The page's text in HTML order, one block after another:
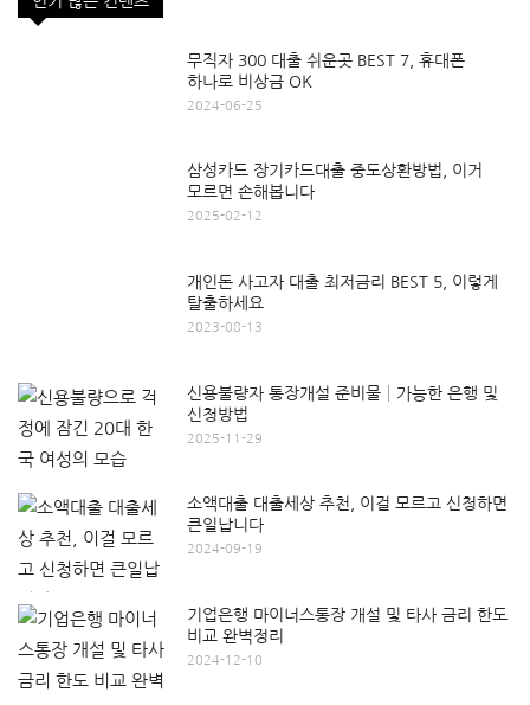
무직자 300 대출 쉬운곳 BEST 7, 휴대폰
하나로 비상금 OK
2024-06-25
삼성카드 장기카드대출 중도상환방법, 이거
모르면 손해봅니다
2025-02-12
개인돈 사고자 대출 최저금리 BEST 5, 이렇게
탈출하세요
2023-08-13
신용불량자 통장개설 준비물│가능한 은행 및
신청방법
2025-11-29
소액대출 대출세상 추천, 이걸 모르고 신청하면
큰일납니다
2024-09-19
기업은행 마이너스통장 개설 및 타사 금리 한도
비교 완벽정리
2024-12-10